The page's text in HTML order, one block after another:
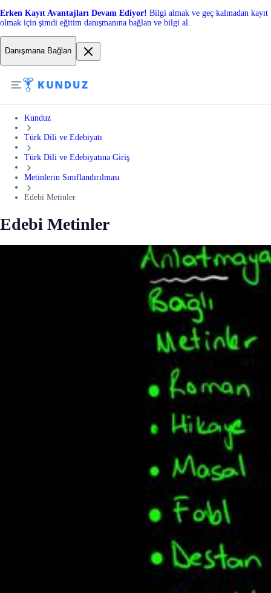
Erken Kayıt Avantajları Devam Ediyor! Bilgi almak ve geç kalmadan kayıt
olmak için şimdi eğitim danışmanına bağlan ve bilgi al.
Danışmana Bağlan
Kunduz
Türk Dili ve Edebiyatı
Türk Dili ve Edebiyatına Giriş
Metinlerin Sınıflandırılması
Edebi Metinler
Edebi Metinler